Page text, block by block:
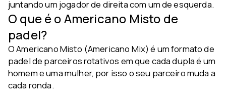
juntando um jogador de direita com um de esquerda.
O que é o Americano Misto de
padel?
O Americano Misto (Americano Mix) é um formato de
padel de parceiros rotativos em que cada dupla é um
homem e uma mulher, por isso o seu parceiro muda a
cada ronda.